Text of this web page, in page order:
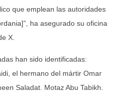
que emplean las autoridades
ha asegurado su oficina
X.
han sido identificadas:
el hermano del mártir Omar
Saladat. Motaz Abu Tabikh.